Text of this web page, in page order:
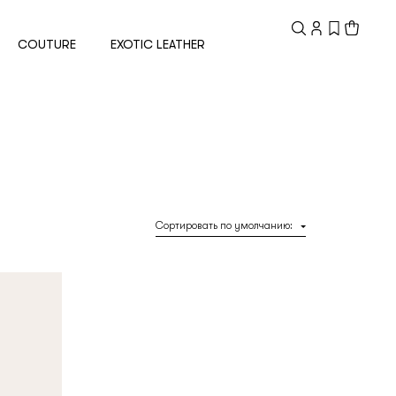
COUTURE EXOTIC LEATHER
Зарегистрированный
клиент
Сортировать по умолчанию: